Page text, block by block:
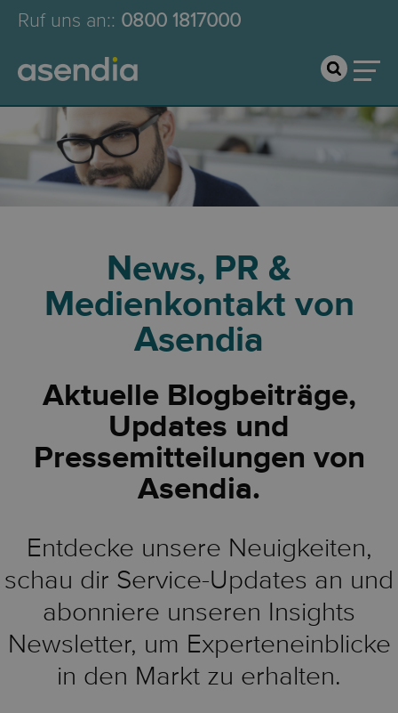
Ruf uns an:: 0800 1817000
News, PR &
Medienkontakt von
Asendia
Aktuelle Blogbeiträge,
Updates und
Pressemitteilungen von
Asendia.
Entdecke unsere Neuigkeiten,
schau dir Service-Updates an und
abonniere unseren Insights
Newsletter, um Experteneinblicke
in den Markt zu erhalten.